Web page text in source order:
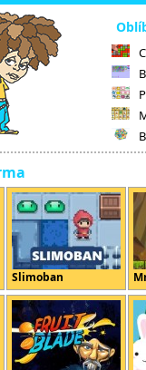
Slimoban